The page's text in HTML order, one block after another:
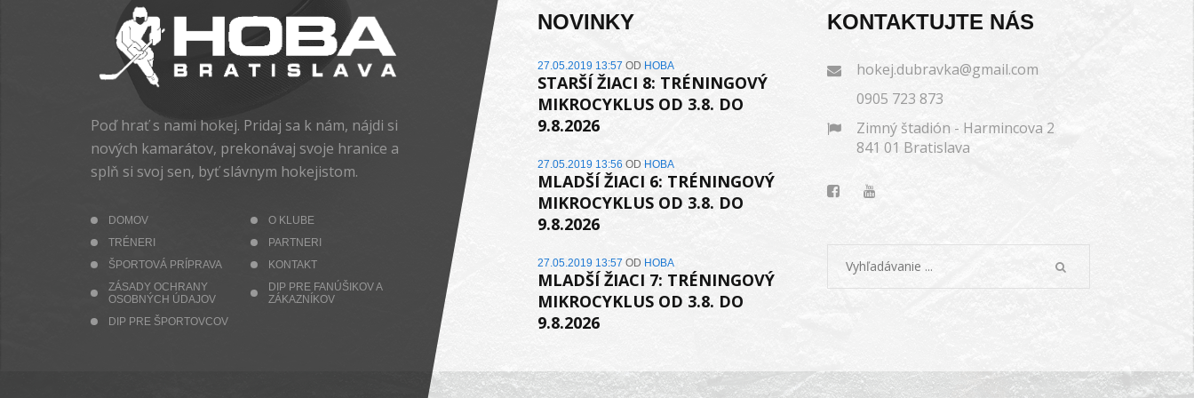
Poď hrať s nami hokej. Pridaj sa k nám, nájdi si
nových kamarátov, prekonávaj svoje hranice a
splň si svoj sen, byť slávnym hokejistom.
DOMOV
O KLUBE
TRÉNERI
PARTNERI
ŠPORTOVÁ PRÍPRAVA
KONTAKT
ZÁSADY OCHRANY
OSOBNÝCH ÚDAJOV
DIP PRE FANÚŠIKOV A
ZÁKAZNÍKOV
DIP PRE ŠPORTOVCOV
NOVINKY
27.05.2019 13:57OD HOBA
STARŠÍ ŽIACI 8: TRÉNINGOVÝ
MIKROCYKLUS OD 3.8. DO
9.8.2026
27.05.2019 13:56 OD HOBA
MLADŠÍ ŽIACI 6: TRÉNINGOVÝ
MIKROCYKLUS OD 3.8. DO
9.8.2026
27.05.2019 13:57 OD HOBA
MLADŠÍ ŽIACI 7: TRÉNINGOVÝ
MIKROCYKLUS OD 3.8. DO
9.8.2026
KONTAKTUJTE NÁS
hokej.dubravka@gmail.com
0905 723 873
Zimný štadión - Harmincova 2
841 01 Bratislava